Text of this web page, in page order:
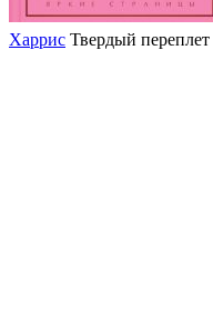
Харрис Твердый переплет